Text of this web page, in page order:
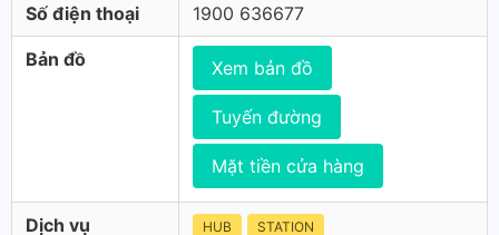
Số điện thoại 1900 636677
Bản đồ Xem bản đồ
Tuyến đường
Mặt tiền cửa hàng
Dịch vụ HUB STATION